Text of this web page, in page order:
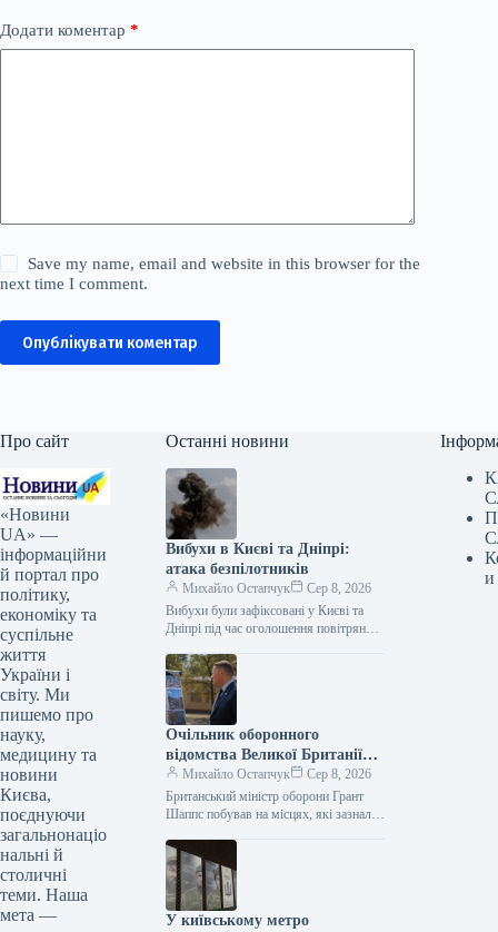
Додати коментар *
Save my name, email and website in this browser for the
next time I comment.
Опублікувати коментар
Про сайт
«Новини
UA» —
інформаційни
й портал про
політику,
економіку та
суспільне
життя
України і
світу. Ми
пишемо про
науку,
медицину та
новини
Києва,
поєднуючи
загальнонаціо
нальні й
столичні
теми. Наша
мета —
Останні новини
Вибухи в Києві та Дніпрі:
атака безпілотників
Михайло Остапчук
Сер 8, 2026
Вибухи були зафіксовані у Києві та
Дніпрі під час оголошення повітряної
підтверджують представники ЗМІ, які
працюють на…
Очільник оборонного
відомства Великої Британії
Грант Шеппс побував у Києві,
оглядаючи наслідки
російських атак.
Михайло Остапчук
Сер 8, 2026
Британський міністр оборони Грант
Шаппс побував на місцях, які зазнали
інформацією Укрінформу, це стало
відомо…
У київському метро
и